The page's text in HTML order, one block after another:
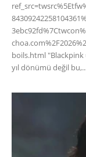
boils.html "Blackpink
yıl dönümü değil